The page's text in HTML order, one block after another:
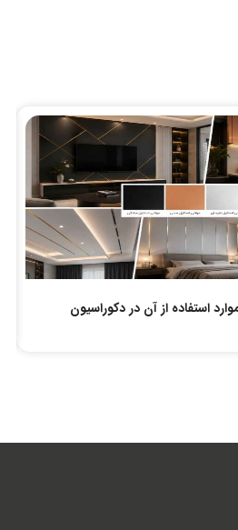
استفاده از آن در دکوراسیون